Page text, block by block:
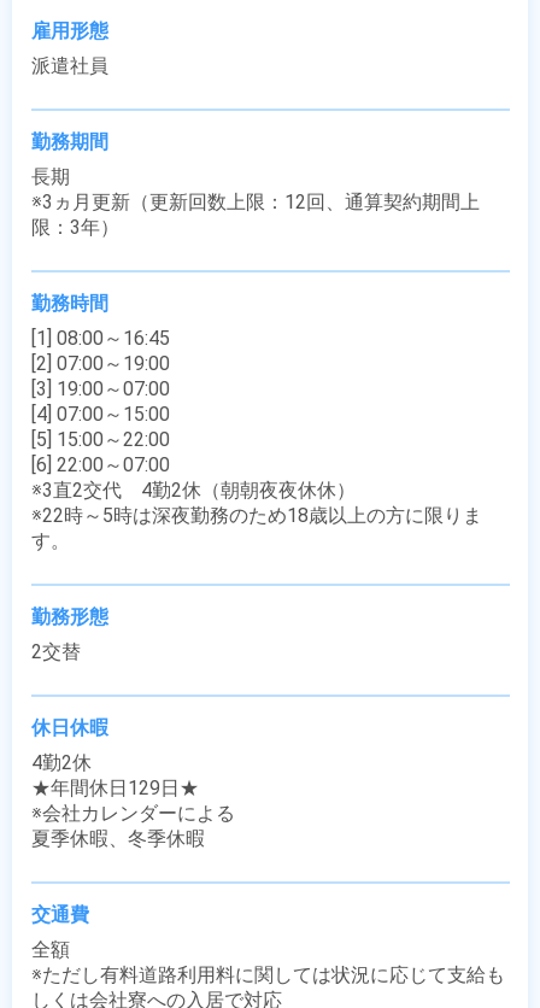
雇用形態
派遣社員
勤務期間
長期
※3ヵ月更新（更新回数上限：12回、通算契約期間上
限：3年）
勤務時間
[1] 08:00～16:45
[2] 07:00～19:00
[3] 19:00～07:00
[4] 07:00～15:00
[5] 15:00～22:00
[6] 22:00～07:00
※3直2交代　4勤2休（朝朝夜夜休休）
※22時～5時は深夜勤務のため18歳以上の方に限りま
す。
勤務形態
2交替
休日休暇
4勤2休
★年間休日129日★
※会社カレンダーによる
夏季休暇、冬季休暇
交通費
全額
※ただし有料道路利用料に関しては状況に応じて支給も
しくは会社寮への入居で対応